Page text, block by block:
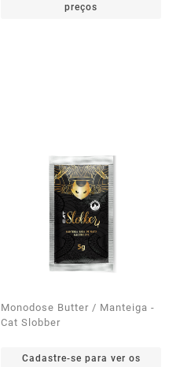
preços
Monodose Butter / Manteiga -
Cat Slobber
Cadastre-se para ver os